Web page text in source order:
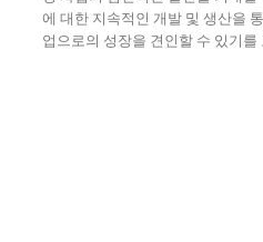
에 대한 지속적인 개발 및 생산을
업으로의 성장을 견인할 수 있기를